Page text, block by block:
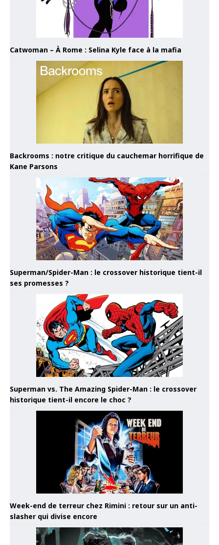
Catwoman – À Rome : Selina Kyle face à la mafia
Backrooms : notre critique du cauchemar horrifique de
Kane Parsons
Superman/Spider-Man : le crossover historique tient-il
ses promesses ?
Superman vs. The Amazing Spider-Man : le crossover
historique tient-il encore le choc ?
Week-end de terreur chez Rimini : retour sur un anti-
slasher qui divise encore